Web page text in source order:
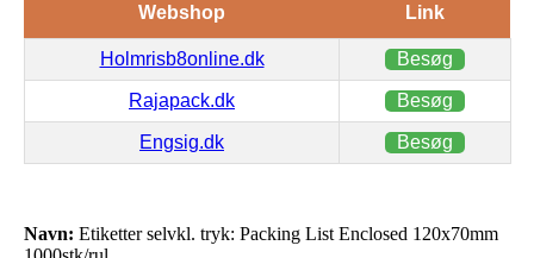
Webshop Link
Holmrisb8online.dk Besøg
Rajapack.dk Besøg
Engsig.dk Besøg
Navn: Etiketter selvkl. tryk: Packing List Enclosed 120x70mm